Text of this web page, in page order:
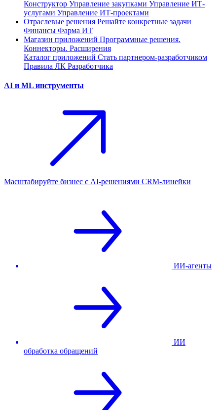
Конструктор Управление закупками Управление ИТ-
услугами Управление ИТ-проектами
Отраслевые решения Решайте конкретные задачи
Финансы Фарма ИТ
Магазин приложений Программные решения.
Коннекторы. Расширения
Каталог приложений Стать партнером-разработчиком
Правила ЛК Разработчика
AI и ML инструменты
Масштабируйте бизнес с AI‑решениями CRM‑линейки
ИИ-агенты
ИИ
обработка обращений